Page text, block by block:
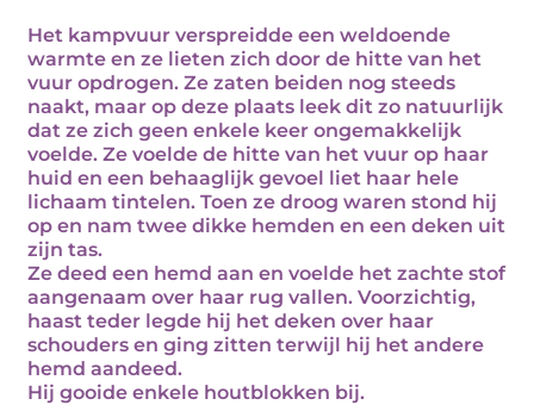
Het kampvuur verspreidde een weldoende
warmte en ze lieten zich door de hitte van het
vuur opdrogen. Ze zaten beiden nog steeds
naakt, maar op deze plaats leek dit zo natuurlijk
dat ze zich geen enkele keer ongemakkelijk
voelde. Ze voelde de hitte van het vuur op haar
huid en een behaaglijk gevoel liet haar hele
lichaam tintelen. Toen ze droog waren stond hij
op en nam twee dikke hemden en een deken uit
zijn tas.
Ze deed een hemd aan en voelde het zachte stof
aangenaam over haar rug vallen. Voorzichtig,
haast teder legde hij het deken over haar
schouders en ging zitten terwijl hij het andere
hemd aandeed.
Hij gooide enkele houtblokken bij.